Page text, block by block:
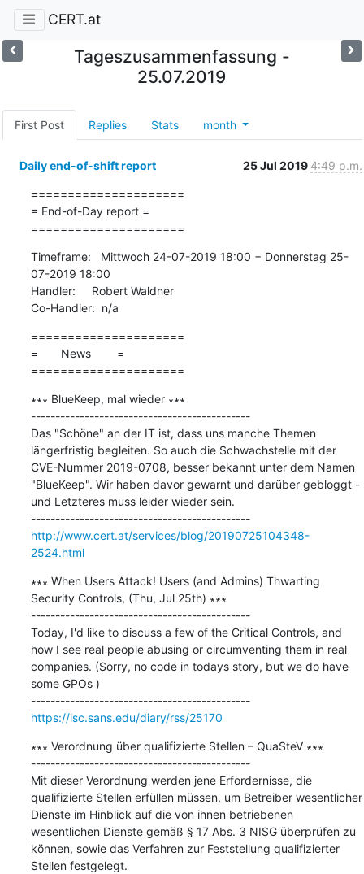
CERT.at
Tageszusammenfassung -
25.07.2019
First Post Replies Stats month
Daily end-of-shift report 25 Jul 2019 4:49 p.m.
=====================
= End-of-Day report =
=====================
Timeframe:   Mittwoch 24-07-2019 18:00 − Donnerstag 25-
07-2019 18:00
Handler:     Robert Waldner
Co-Handler:  n/a
=====================
=       News        =
=====================
∗∗∗ BlueKeep, mal wieder ∗∗∗
---------------------------------------------
Das "Schöne" an der IT ist, dass uns manche Themen
längerfristig begleiten. So auch die Schwachstelle mit der
CVE-Nummer 2019-0708, besser bekannt unter dem Namen
"BlueKeep". Wir haben davor gewarnt und darüber gebloggt -
und Letzteres muss leider wieder sein.
---------------------------------------------
http://www.cert.at/services/blog/20190725104348-
2524.html
∗∗∗ When Users Attack! Users (and Admins) Thwarting
Security Controls, (Thu, Jul 25th) ∗∗∗
---------------------------------------------
Today, I'd like to discuss a few of the Critical Controls, and
how I see real people abusing or circumventing them in real
companies. (Sorry, no code in todays story, but we do have
some GPOs )
---------------------------------------------
https://isc.sans.edu/diary/rss/25170
∗∗∗ Verordnung über qualifizierte Stellen – QuaSteV ∗∗∗
---------------------------------------------
Mit dieser Verordnung werden jene Erfordernisse, die
qualifizierte Stellen erfüllen müssen, um Betreiber wesentlicher
Dienste im Hinblick auf die von ihnen betriebenen
wesentlichen Dienste gemäß § 17 Abs. 3 NISG überprüfen zu
können, sowie das Verfahren zur Feststellung qualifizierter
Stellen festgelegt.